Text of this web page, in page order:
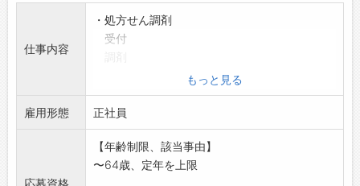
仕事内容
・処方せん調剤
受付
・医薬品などのカウンセリング
*日曜・祝日は完全にお休みです。
*休日夜間業務はありません。
土曜日勤務できる方、賃金面を優遇いたしま
す。
もっと見る
雇用形態 正社員
【年齢制限、該当事由】
〜64歳、定年を上限